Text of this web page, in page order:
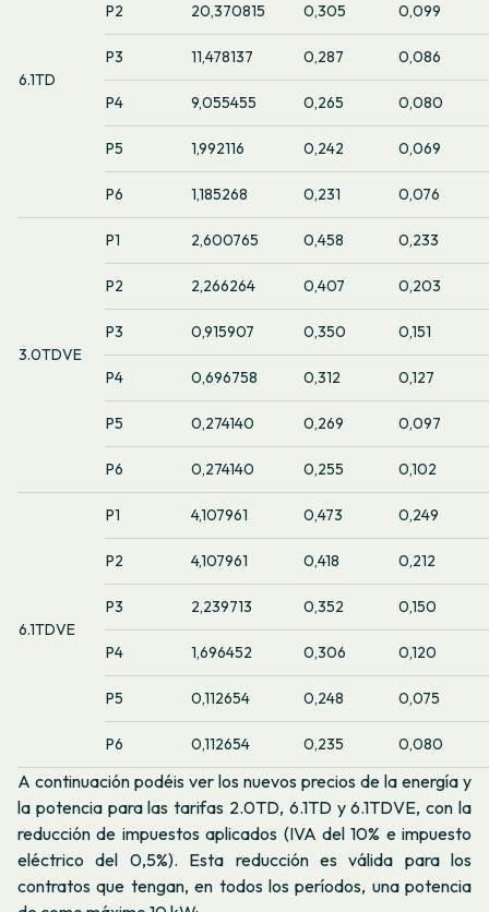
6.1TD
P2 20,370815 0,305 0,099
P3 11,478137 0,287 0,086
P4 9,055455 0,265 0,080
P5 1,992116 0,242 0,069
P6 1,185268 0,231 0,076
3.0TDVE
P1 2,600765 0,458 0,233
P2 2,266264 0,407 0,203
P3 0,915907 0,350 0,151
P4 0,696758 0,312 0,127
P5 0,274140 0,269 0,097
P6 0,274140 0,255 0,102
6.1TDVE
P1 4,107961 0,473 0,249
P2 4,107961 0,418 0,212
P3 2,239713 0,352 0,150
P4 1,696452 0,306 0,120
P5 0,112654 0,248 0,075
P6 0,112654 0,235 0,080
A continuación podéis ver los nuevos precios de la energía y
la potencia para las tarifas 2.0TD, 6.1TD y 6.1TDVE, con la
reducción de impuestos aplicados (IVA del 10% e impuesto
eléctrico del 0,5%). Esta reducción es válida para los
contratos que tengan, en todos los períodos, una potencia